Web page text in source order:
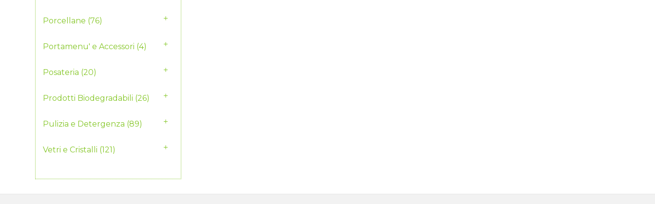
Porcellane (76)
Portamenu' e Accessori (4)
Posateria (20)
Prodotti Biodegradabili (26)
Pulizia e Detergenza (89)
Vetri e Cristalli (121)